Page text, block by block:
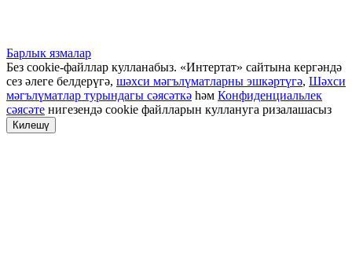
Барлык язмалар
Без cookie-файллар кулланабыз. «Интертат» сайтына кергәндә
сез әлеге белдерүгә, шәхси мәгълүматларны эшкәртүгә, Шәхси
мәгълүматлар турындагы сәясәткә һәм Конфиденциальлек
сәясәте нигезендә cookie файлларын куллануга ризалашасыз
Килешү